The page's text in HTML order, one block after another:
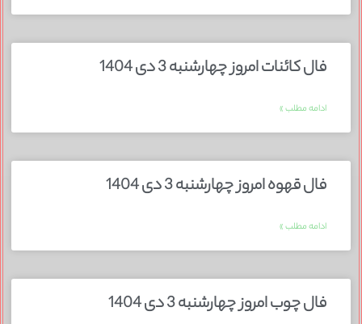
فال کائنات امروز چهارشنبه 3 دی 1404
ادامه مطلب »
فال قهوه امروز چهارشنبه 3 دی 1404
ادامه مطلب »
فال چوب امروز چهارشنبه 3 دی 1404